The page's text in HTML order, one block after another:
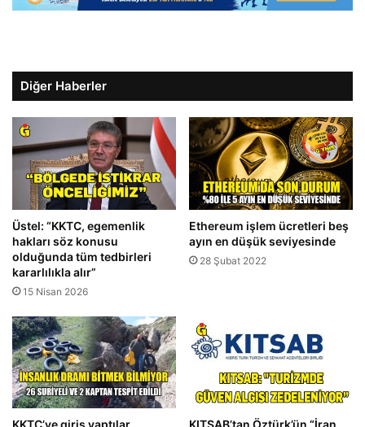
Diğer Haberler
Üstel: “KKTC, egemenlik
hakları söz konusu
olduğunda tüm tedbirleri
kararlılıkla alır”
15 Nisan 2026
Ethereum işlem ücretleri beş
ayın en düşük seviyesinde
28 Şubat 2022
KKTC’ye giriş yaptılar, KITSAB’tan Öztürk’ün “İran